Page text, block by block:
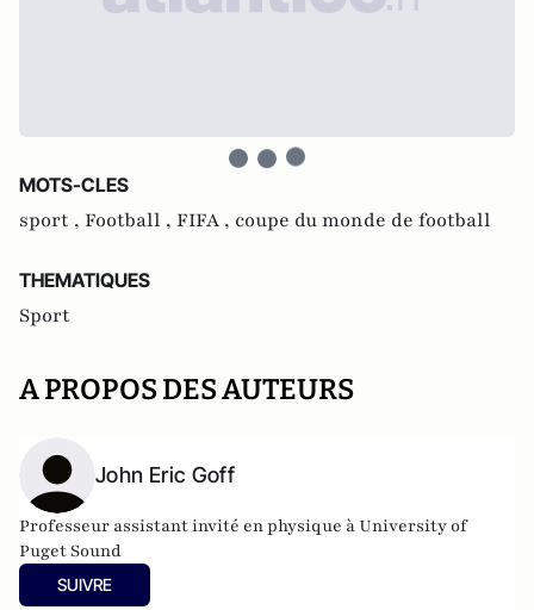
MOTS-CLES
sport , Football , FIFA , coupe du monde de football
THEMATIQUES
Sport
A PROPOS DES AUTEURS
John Eric Goff
Professeur assistant invité en physique à University of
Puget Sound
SUIVRE